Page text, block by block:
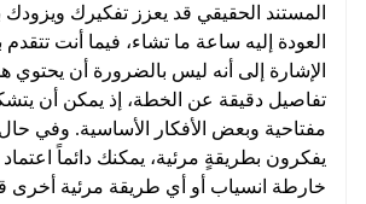
المستند الحقيقي قد يعزز تفكيرك
العودة إليه ساعة ما تشاء، فيما أنت
الإشارة إلى أنه ليس بالضرورة أن يحتوي
تفاصيل دقيقة عن الخطة، إذ يمكن أن
مفتاحية وبعض الأفكار الأساسية. وفي
يفكرون بطريقةٍ مرئية، يمكنك دائماً
خارطة انسياب أو أي طريقة مرئية أخرى